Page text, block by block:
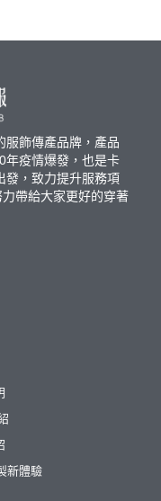
服飾傳產品牌，產品
年疫情爆發，也是卡
發，致力提升服務項
帶給大家更好的穿著
新體驗